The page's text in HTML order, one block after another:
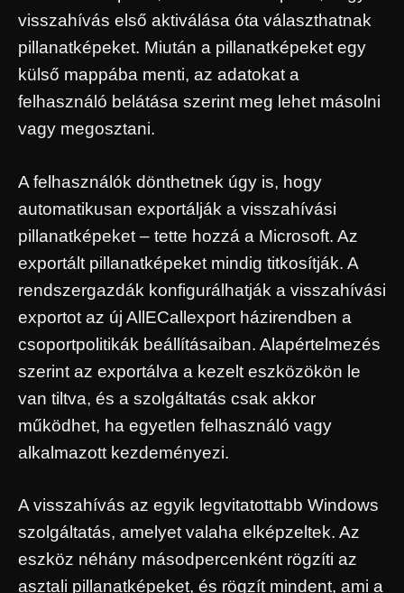
visszahívás első aktiválása óta választhatnak
pillanatképeket. Miután a pillanatképeket egy
külső mappába menti, az adatokat a
felhasználó belátása szerint meg lehet másolni
vagy megosztani.
A felhasználók dönthetnek úgy is, hogy
automatikusan exportálják a visszahívási
pillanatképeket – tette hozzá a Microsoft. Az
exportált pillanatképeket mindig titkosítják. A
rendszergazdák konfigurálhatják a visszahívási
exportot az új AllECallexport házirendben a
csoportpolitikák beállításaiban. Alapértelmezés
szerint az exportálva a kezelt eszközökön le
van tiltva, és a szolgáltatás csak akkor
működhet, ha egyetlen felhasználó vagy
alkalmazott kezdeményezi.
A visszahívás az egyik legvitatottabb Windows
szolgáltatás, amelyet valaha elképzeltek. Az
eszköz néhány másodpercenként rögzíti az
asztali pillanatképeket, és rögzít mindent, ami a